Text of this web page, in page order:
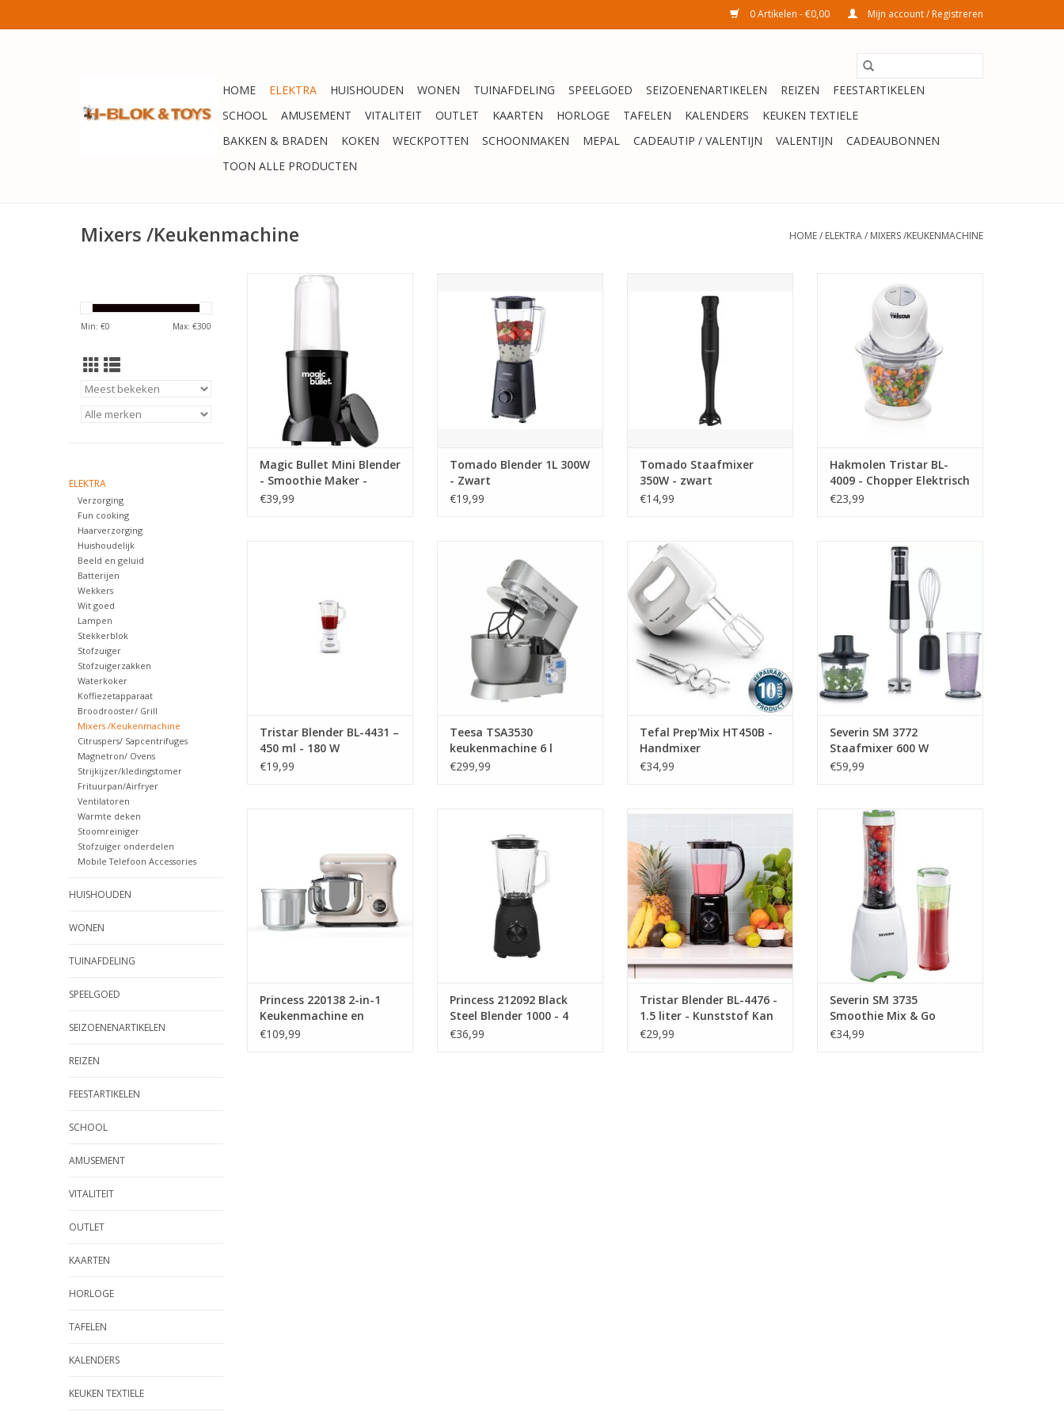
0 Artikelen - €0,00 Mijn account / Registreren
HOME ELEKTRA HUISHOUDEN WONEN TUINAFDELING SPEELGOED SEIZOENENARTIKELEN REIZEN
FEESTARTIKELEN
SCHOOL
AMUSEMENT VITALITEIT OUTLET KAARTEN HORLOGE TAFELEN KALENDERS
KEUKEN TEXTIELE
BAKKEN & BRADEN
KOKEN WECKPOTTEN SCHOONMAKEN MEPAL CADEAUTIP / VALENTIJN VALENTIJN
CADEAUBONNEN
TOON ALLE PRODUCTEN
Mixers /Keukenmachine HOME/ ELEKTRA/ MIXERS /KEUKENMACHINE
Min: €0 Max: €300
ELEKTRA
Verzorging
Fun cooking
Haarverzorging
Huishoudelijk
Beeld en geluid
Batterijen
Wekkers
Wit goed
Lampen
Stekkerblok
Stofzuiger
Stofzuigerzakken
Waterkoker
Koffiezetapparaat
Broodrooster/ Grill
Mixers /Keukenmachine
Citruspers/ Sapcentrifuges
Magnetron/ Ovens
Strijkijzer/kledingstomer
Frituurpan/Airfryer
Ventilatoren
Warmte deken
Stoomreiniger
Stofzuiger onderdelen
Mobile Telefoon Accessories
HUISHOUDEN
WONEN
TUINAFDELING
SPEELGOED
SEIZOENENARTIKELEN
REIZEN
FEESTARTIKELEN
SCHOOL
AMUSEMENT
VITALITEIT
OUTLET
KAARTEN
HORLOGE
TAFELEN
KALENDERS
KEUKEN TEXTIELE
Magic Bullet Mini Blender -
Magic Bullet Mini Blender
- Smoothie Maker -
Zwart
€39,99
Zwart
TOEVOEGEN AAN WINKELWAGEN
Tomado Blender 1L 300W
- Zwart
€19,99
TOEVOEGEN AAN WINKELWAGEN
Tomado Staafmixer
350W - zwart
€14,99
Chopper Elektrisch - 600 ml - 2
standen - Wit
TOEVOEGEN AAN WINKELWAGEN
Hakmolen Tristar BL-
4009 - Chopper Elektrisch
- 600 ml - 2 standen - Wit
€23,99
Tristar Blender BL-4431 –
450 ml - 180 W
€19,99
l Roestvrijstaal 1200 W
Teesa TSA3530
keukenmachine 6 l
Roestvrijstaal 1200 W
€299,99
Tefal Prep'Mix HT450B -
TOEVOEGEN AAN WINKELWAGEN
Tefal Prep'Mix HT450B -
Handmixer
€34,99
Severin SM 3772 Staafmixer 600
W
TOEVOEGEN AAN WINKELWAGEN
Severin SM 3772
Staafmixer 600 W
€59,99
mengkom - Gratis meegeleverde
IJskom voor 1,4 liter ijs -
Keukenrobot - Foodprocessor
TOEVOEGEN AAN WINKELWAGEN
Princess 220138 2-in-1
Keukenmachine en
IJsmachine in één -
€109,99
Blender 1000 - 4 Snelheden –
Krachtig 1000W - 1.5 L - Glaskan
TOEVOEGEN AAN WINKELWAGEN
Princess 212092 Black
Steel Blender 1000 - 4
Snelheden – Krachtig
€36,99
Tristar Blender BL-4476 - 1.5 liter
functie - Ice crucher
TOEVOEGEN AAN WINKELWAGEN
Tristar Blender BL-4476 -
1.5 liter - Kunststof Kan
- 500 watt - Pulse functie
€29,99
Severin SM 3735 Smoothie Mix &
Go
TOEVOEGEN AAN WINKELWAGEN
Severin SM 3735
Smoothie Mix & Go
€34,99